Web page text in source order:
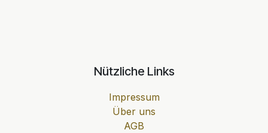
Nützliche Links
Impressum
Über uns
AGB